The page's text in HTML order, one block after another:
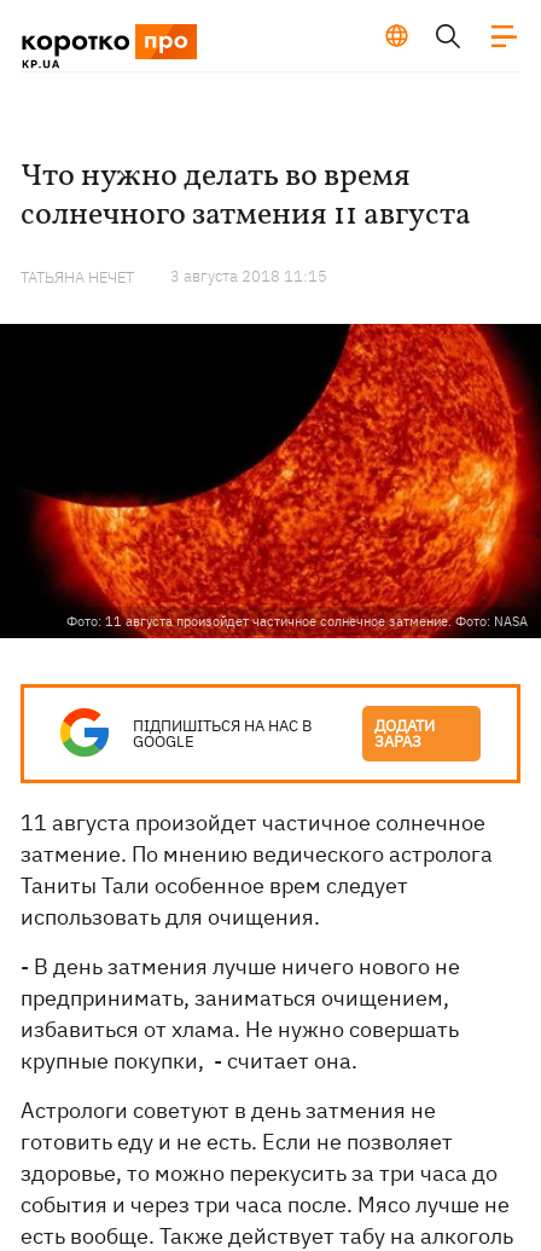
Что нужно делать во время
солнечного затмения 11 августа
ТАТЬЯНА НЕЧЕТ 3 августа 2018 11:15
Фото: 11 августа произойдет частичное солнечное затмение. Фото: NASA
ПІДПИШІТЬСЯ НА НАС В
GOOGLE
ДОДАТИ
ЗАРАЗ
11 августа произойдет частичное солнечное
затмение. По мнению ведического астролога
Таниты Тали особенное врем следует
использовать для очищения.
- В день затмения лучше ничего нового не
предпринимать, заниматься очищением,
избавиться от хлама. Не нужно совершать
крупные покупки, - считает она.
Астрологи советуют в день затмения не
готовить еду и не есть. Если не позволяет
здоровье, то можно перекусить за три часа до
события и через три часа после. Мясо лучше не
есть вообще. Также действует табу на алкоголь